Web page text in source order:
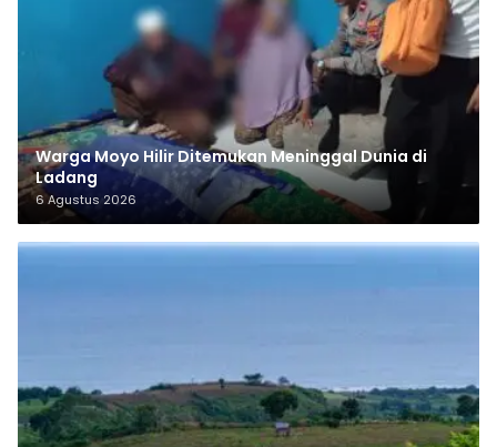
Warga Moyo Hilir Ditemukan Meninggal Dunia di
Ladang
6 Agustus 2026